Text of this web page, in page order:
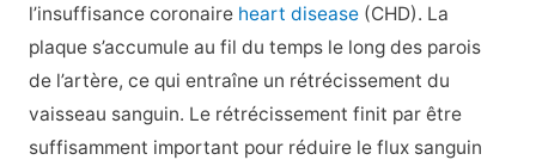
l’insuffisance coronaire heart disease(CHD). La
plaque s’accumule au fil du temps le long des parois
de l’artère, ce qui entraîne un rétrécissement du
vaisseau sanguin. Le rétrécissement finit par être
suffisamment important pour réduire le flux sanguin